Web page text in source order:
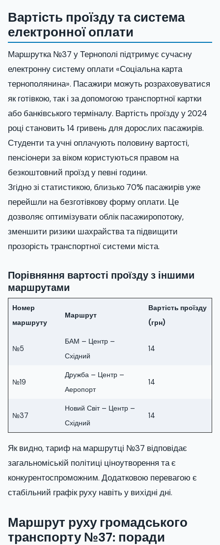
Вартість проїзду та система
електронної оплати
Маршрутка №37 у Тернополі підтримує сучасну
електронну систему оплати «Соціальна карта
тернополянина». Пасажири можуть розраховуватися
як готівкою, так і за допомогою транспортної картки
або банківського терміналу. Вартість проїзду у 2024
році становить 14 гривень для дорослих пасажирів.
Студенти та учні оплачують половину вартості,
пенсіонери за віком користуються правом на
безкоштовний проїзд у певні години.
Згідно зі статистикою, близько 70% пасажирів уже
перейшли на безготівкову форму оплати. Це
дозволяє оптимізувати облік пасажиропотоку,
зменшити ризики шахрайства та підвищити
прозорість транспортної системи міста.
Порівняння вартості проїзду з іншими
маршрутами
Номер
маршруту
Маршрут
Вартість проїзду
(грн)
№5
БАМ – Центр –
Східний
14
№19
Дружба – Центр –
Аеропорт
14
№37
Новий Світ – Центр –
Східний
14
Як видно, тариф на маршрутці №37 відповідає
загальноміській політиці ціноутворення та є
конкурентоспроможним. Додатковою перевагою є
стабільний графік руху навіть у вихідні дні.
Маршрут руху громадського
транспорту №37: поради